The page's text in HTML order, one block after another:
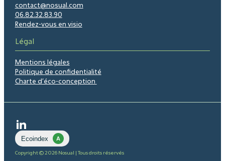
contact@nosual.com
06.82.32.83.90
Rendez-vous en visio
Légal
Mentions légales
Politique de confidentialité
Charte d’éco-conception
Copyright © 2026 Nosual | Tous droits réservés